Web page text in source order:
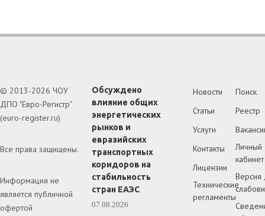
© 2013-2026 ЧОУ
ДПО "Евро-Регистр"
(euro-register.ru)
Все права защищены.
Информация не
является публичной
офертой
Обсуждено
влияние общих
энергетических
рынков и
евразийских
транспортных
коридоров на
стабильность
стран ЕАЭС
07.08.2026
Новости
Статьи
Услуги
Контакты
Лицензии
Технические
регламенты
Поиск
Реестр
Личный
кабинет
Версия